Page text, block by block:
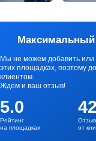
Максимальный
Мы не можем добавить или
этих площадках, поэтому
клиентом.
Ждем и ваш отзыв!
5.0
Рейтинг
на площадках
от